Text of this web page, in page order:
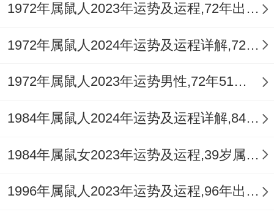
1972年属鼠人2023年运势及运程,72年出生的51岁生肖鼠2023年每月运势如何
1972年属鼠人2024年运势及运程详解,72年出生52岁肖鼠人在2024全年每月运势完整版
1972年属鼠人2023年运势男性,72年51岁属鼠男2023年每月运程怎么样
1984年属鼠人2024年运势及运程详解,84年出生40岁肖鼠人在2024全年每月运势完整版
1984年属鼠女2023年运势及运程,39岁属鼠人2023全年每月运势女性如何
1996年属鼠人2023年运势及运程,96年出生的27岁生肖鼠2023年每月运势详解